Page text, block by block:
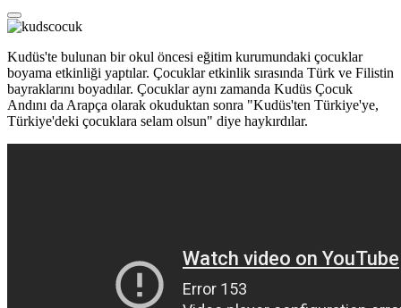
Kudüs'te bulunan bir okul öncesi eğitim kurumundaki çocuklar
boyama etkinliği yaptılar. Çocuklar etkinlik sırasında Türk ve Filistin
bayraklarını boyadılar. Çocuklar aynı zamanda Kudüs Çocuk
Andını da Arapça olarak okuduktan sonra "Kudüs'ten Türkiye'ye,
Türkiye'deki çocuklara selam olsun" diye haykırdılar.